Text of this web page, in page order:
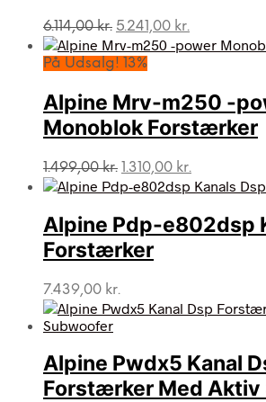
6.114,00kr. Den
oprindelige
pris
6.114,00 kr..
5.241,00 kr.
aktuelle
5.241,00 kr..
På Udsalg! 13%
Alpine Mrv-m250 -
Monoblok Forstærker
1.499,00kr. Den
oprindelige
var:
1.499,00 kr..
1.310,00 kr.
aktuelle
er:
1.310,00 kr..
Alpine Pdp-e802dsp
Forstærker
7.439,00 kr.
Alpine Pwdx5 Kanal
Forstærker Med Aktiv